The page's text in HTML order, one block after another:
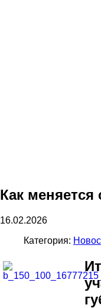
Как
16.02.2026
Категория: